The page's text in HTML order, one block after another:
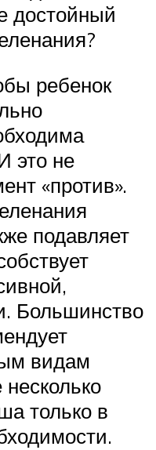
достойный
ребенок
это не
«против».
подавляет
Большинство
видам
только в